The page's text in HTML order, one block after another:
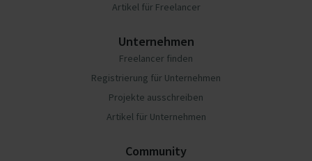
Artikel für Freelancer
Unternehmen
Freelancer finden
Registrierung für Unternehmen
Projekte ausschreiben
Artikel für Unternehmen
Community